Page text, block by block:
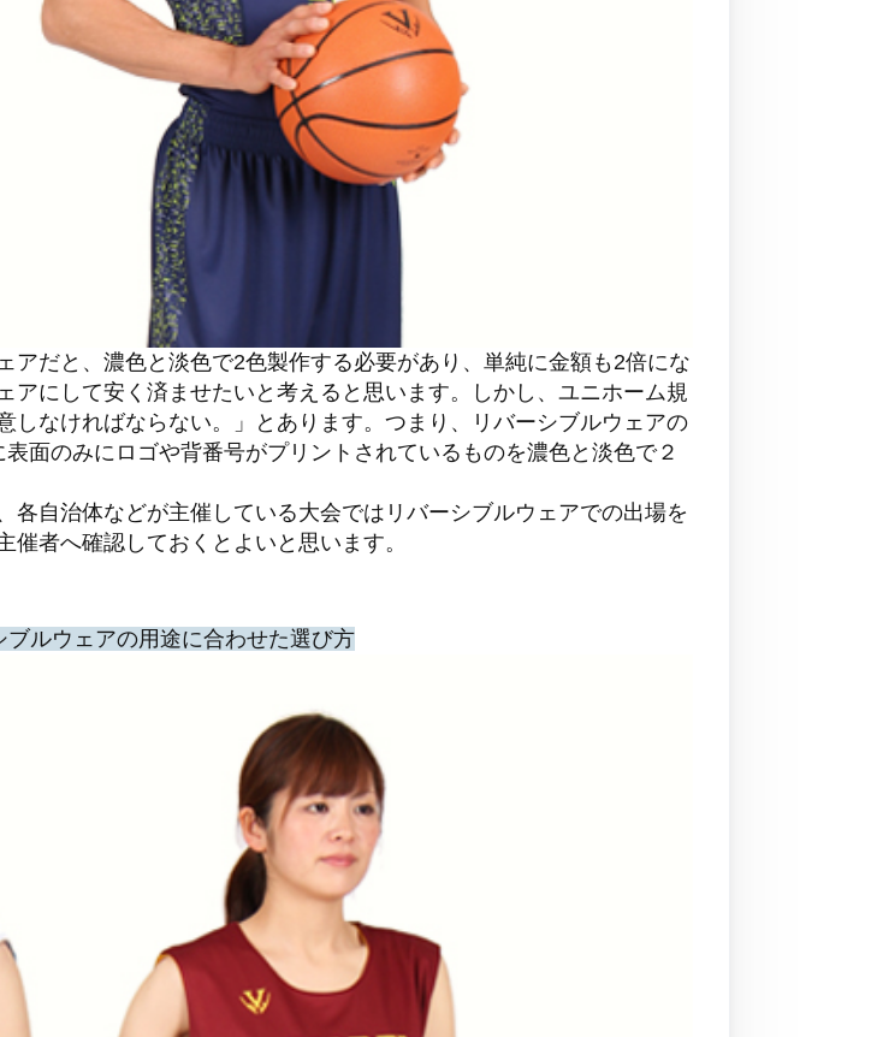
だと、濃色と淡色で2色製作する必要があり、単純に金額も2倍にな
にして安く済ませたいと考えると思います。しかし、ユニホーム規
なければならない。」とあります。つまり、リバーシブルウェアの
面のみにロゴや背番号がプリントされているものを濃色と淡色で２
自治体などが主催している大会ではリバーシブルウェアでの出場を
者へ確認しておくとよいと思います。
ルウェアの用途に合わせた選び方